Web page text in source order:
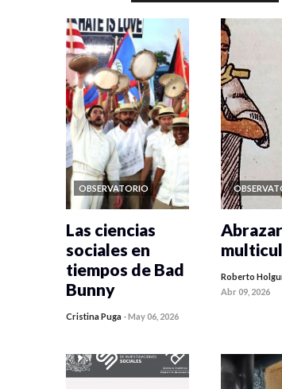
OBSERVATORIO
Las ciencias
sociales en
tiempos de Bad
Bunny
Cristina Puga -May 06, 2026
Roberto
Abr 09, 2026